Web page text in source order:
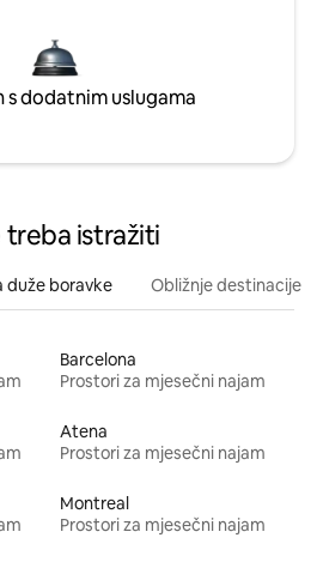
s dodatnim uslugama
istražiti
duže boravke Obližnje destinacije
Barcelona
Prostori za mjesečni najam
Atena
Prostori za mjesečni najam
Montreal
Prostori za mjesečni najam